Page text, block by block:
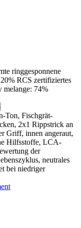
ringgesponnene
RCS zertifiziertes
melange: 74%
Ton, Fischgrät-
2x1 Rippstrick an
Griff, innen angeraut,
Hilfsstoffe, LCA-
der
neutrales
bei niedriger